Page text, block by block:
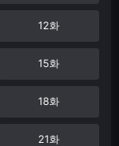
12화
15화
18화
21화